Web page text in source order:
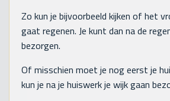
Zo kun je bijvoorbeeld kijken of het
gaat regenen. Je kunt dan na de
bezorgen.
Of misschien moet je nog eerst je
kun je na je huiswerk je wijk gaan